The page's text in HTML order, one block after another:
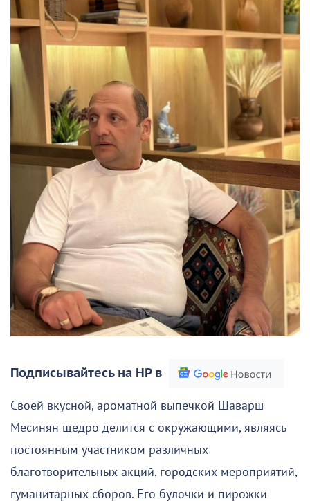
Подписывайтесь на НР в
Своей вкусной, ароматной выпечкой Шаварш
Месинян щедро делится с окружающими, являясь
постоянным участником различных
благотворительных акций, городских мероприятий,
гуманитарных сборов. Его булочки и пирожки